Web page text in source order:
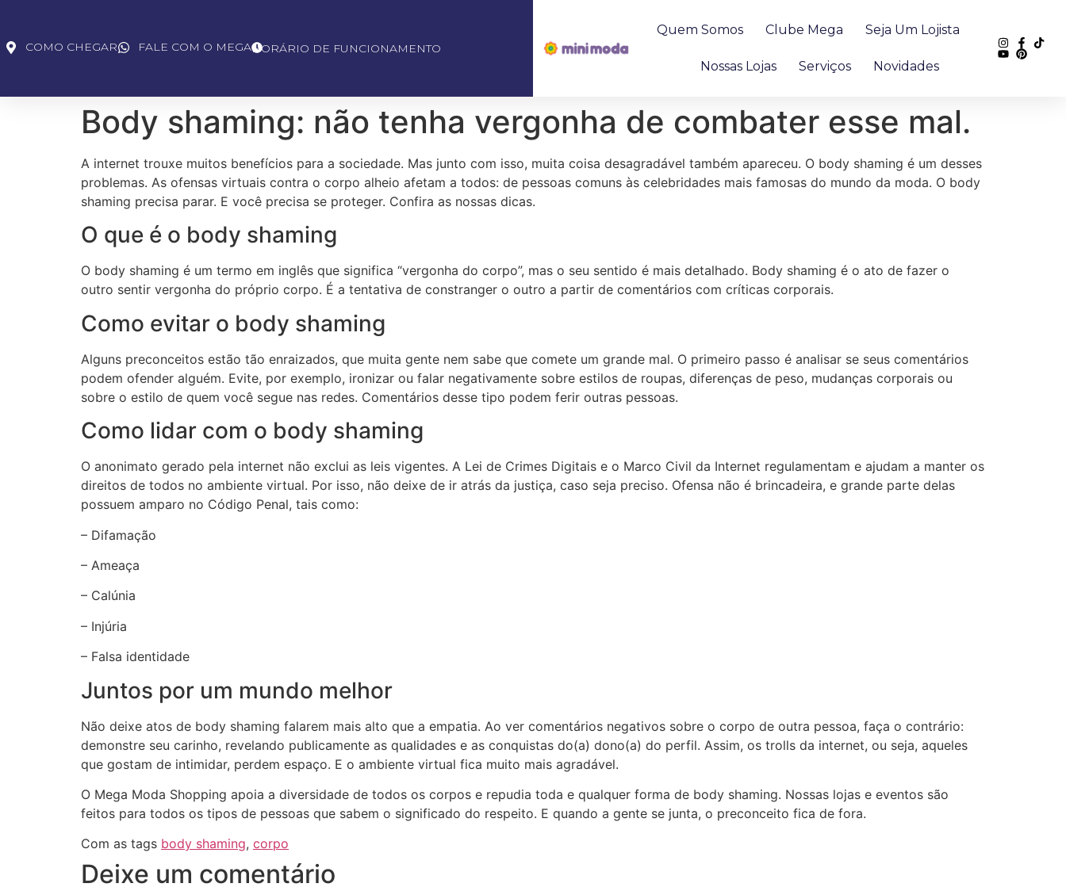
COMO CHEGAR FALE COM O MEGAHORÁRIO DE FUNCIONAMENTO
Quem Somos Clube Mega Seja Um Lojista
Nossas Lojas Serviços Novidades
Body shaming: não tenha vergonha de combater esse mal.
A internet trouxe muitos benefícios para a sociedade. Mas junto com isso, muita coisa desagradável também apareceu. O body shaming é um desses
problemas. As ofensas virtuais contra o corpo alheio afetam a todos: de pessoas comuns às celebridades mais famosas do mundo da moda. O body
shaming precisa parar. E você precisa se proteger. Confira as nossas dicas.
O que é o body shaming
O body shaming é um termo em inglês que significa “vergonha do corpo”, mas o seu sentido é mais detalhado. Body shaming é o ato de fazer o
outro sentir vergonha do próprio corpo. É a tentativa de constranger o outro a partir de comentários com críticas corporais.
Como evitar o body shaming
Alguns preconceitos estão tão enraizados, que muita gente nem sabe que comete um grande mal. O primeiro passo é analisar se seus comentários
podem ofender alguém. Evite, por exemplo, ironizar ou falar negativamente sobre estilos de roupas, diferenças de peso, mudanças corporais ou
sobre o estilo de quem você segue nas redes. Comentários desse tipo podem ferir outras pessoas.
Como lidar com o body shaming
O anonimato gerado pela internet não exclui as leis vigentes. A Lei de Crimes Digitais e o Marco Civil da Internet regulamentam e ajudam a manter os
direitos de todos no ambiente virtual. Por isso, não deixe de ir atrás da justiça, caso seja preciso. Ofensa não é brincadeira, e grande parte delas
possuem amparo no Código Penal, tais como:
– Difamação
– Ameaça
– Calúnia
– Injúria
– Falsa identidade
Juntos por um mundo melhor
Não deixe atos de body shaming falarem mais alto que a empatia. Ao ver comentários negativos sobre o corpo de outra pessoa, faça o contrário:
demonstre seu carinho, revelando publicamente as qualidades e as conquistas do(a) dono(a) do perfil. Assim, os trolls da internet, ou seja, aqueles
que gostam de intimidar, perdem espaço. E o ambiente virtual fica muito mais agradável.
O Mega Moda Shopping apoia a diversidade de todos os corpos e repudia toda e qualquer forma de body shaming. Nossas lojas e eventos são
feitos para todos os tipos de pessoas que sabem o significado do respeito. E quando a gente se junta, o preconceito fica de fora.
Com as tags body shaming, corpo
Deixe um comentário